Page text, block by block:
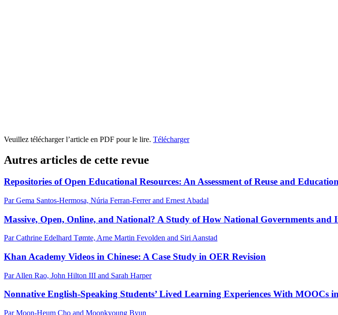
Veuillez télécharger l’article en PDF pour le lire. Télécharger
Autres articles de cette revue
Repositories of Open Educational Resources: An Assessment of Reuse and
Par Gema Santos-Hermosa, Núria Ferran-Ferrer and Ernest Abadal
Massive, Open, Online, and National? A Study of How National Governments and
Par Cathrine Edelhard Tømte, Arne Martin Fevolden and Siri Aanstad
Khan Academy Videos in Chinese: A Case Study in OER Revision
Par Allen Rao, John Hilton III and Sarah Harper
Nonnative English-Speaking Students’ Lived Learning Experiences With MOOCs
Par Moon-Heum Cho and Moonkyoung Byun